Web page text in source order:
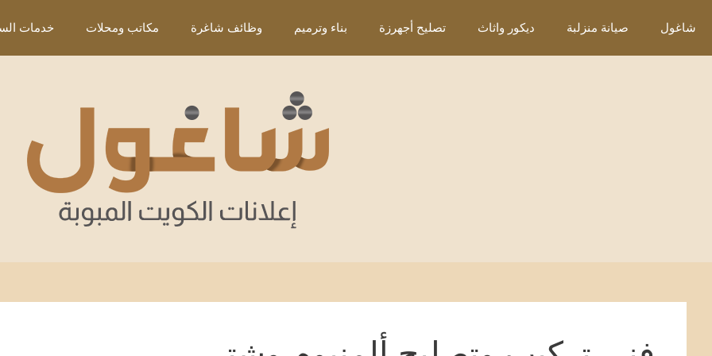
إلىشاغول صيانة منزلبة ديكور واثاث تصليح أجهرزة بناء وترميم وظائف شاغرة مكاتب ومحلات خدمات